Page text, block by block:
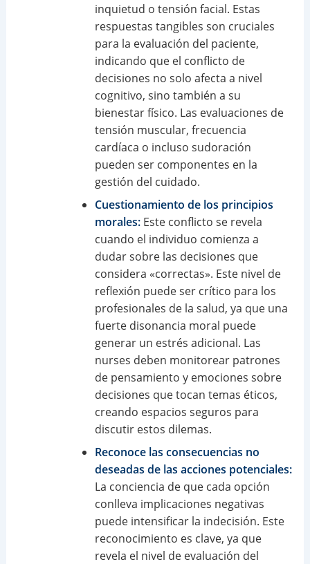
inquietud o tensión facial. Estas
respuestas tangibles son cruciales
para la evaluación del paciente,
indicando que el conflicto de
decisiones no solo afecta a nivel
cognitivo, sino también a su
bienestar físico. Las evaluaciones de
tensión muscular, frecuencia
cardíaca o incluso sudoración
pueden ser componentes en la
gestión del cuidado.
Cuestionamiento de los principios
morales:Este conflicto se revela
cuando el individuo comienza a
dudar sobre las decisiones que
considera «correctas». Este nivel de
reflexión puede ser crítico para los
profesionales de la salud, ya que una
fuerte disonancia moral puede
generar un estrés adicional. Las
nurses deben monitorear patrones
de pensamiento y emociones sobre
decisiones que tocan temas éticos,
creando espacios seguros para
discutir estos dilemas.
Reconoce las consecuencias no
deseadas de las acciones potenciales:
La conciencia de que cada opción
conlleva implicaciones negativas
puede intensificar la indecisión. Este
reconocimiento es clave, ya que
revela el nivel de evaluación del